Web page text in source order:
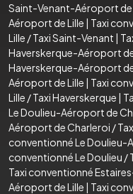
Saint-Venant-Aéroport de
Aéroport de Lille | Taxi
Lille /Taxi Saint-Venant |
Haverskerque-Aéroport
Haverskerque-Aéroport
Aéroport de Lille | Taxi
Lille /Taxi Haverskerque |
Le Doulieu-Aéroport de
Aéroport de Charleroi /
conventionné Le Doulieu-
conventionné Le Doulieu /
Taxi conventionné
Aéroport de Lille | Taxi